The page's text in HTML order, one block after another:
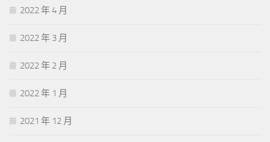
2022 年 4 月
2022 年 3 月
2022 年 2 月
2022 年 1 月
2021 年 12 月